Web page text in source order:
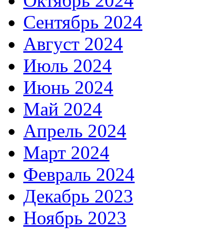
Сентябрь 2024
Август 2024
Июль 2024
Июнь 2024
Май 2024
Апрель 2024
Март 2024
Февраль 2024
Декабрь 2023
Ноябрь 2023